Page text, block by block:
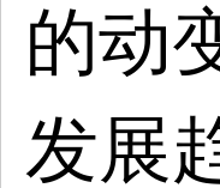
的动
发展